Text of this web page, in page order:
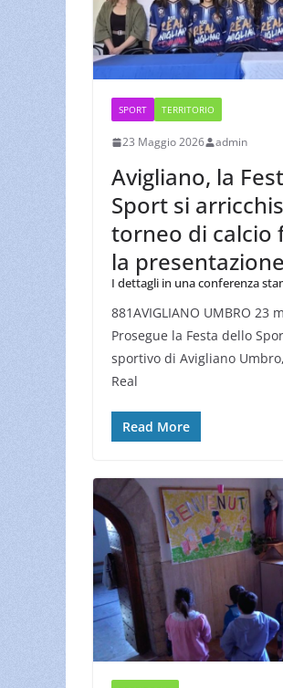
SPORT TERRITORIO
23 Maggio 2026 admin
Avigliano, la
Sport si
torneo di calcio
la presentazione
I dettagli in una conferenza
881AVIGLIANO UMBRO 23
Prosegue la Festa dello
sportivo di Avigliano
Real
Read More